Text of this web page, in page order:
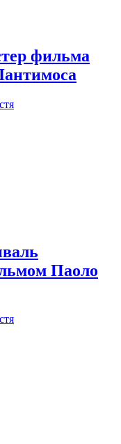
фильма
Паоло